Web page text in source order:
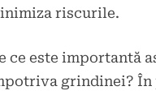
riscurile.
ce este importantă
grindinei? În